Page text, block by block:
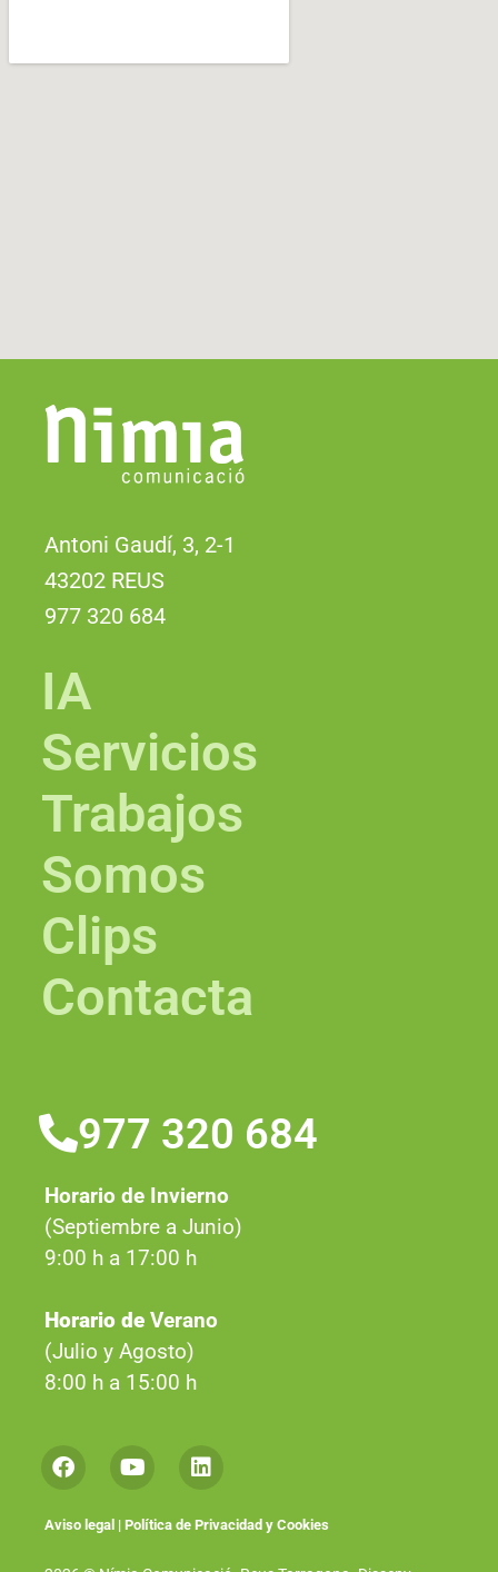
Antoni Gaudí, 3, 2-1
43202 REUS
977 320 684
IA
Servicios
Trabajos
Somos
Clips
Contacta
977 320 684
Horario de Invierno
(Septiembre a Junio)
9:00 h a 17:00 h
Horario de Verano
(Julio y Agosto)
8:00 h a 15:00 h
Aviso legal | Política de Privacidad y Cookies